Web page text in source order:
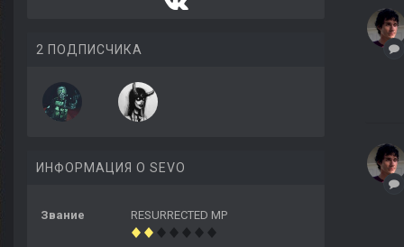
2 ПОДПИСЧИКА
ИНФОРМАЦИЯ О SEVO
Звание RESURRECTED MP